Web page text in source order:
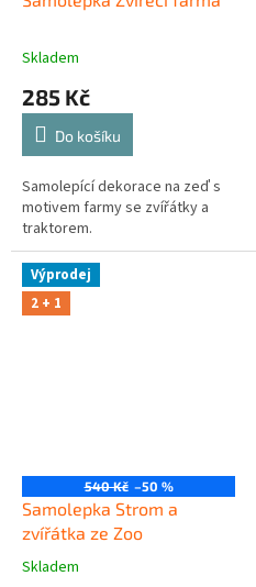
Skladem
285 Kč
Do košíku
Samolepící dekorace na zeď s
motivem farmy se zvířátky a
traktorem.
Výprodej
2 + 1
540 Kč –50 %
Samolepka Strom a
zvířátka ze Zoo
Skladem